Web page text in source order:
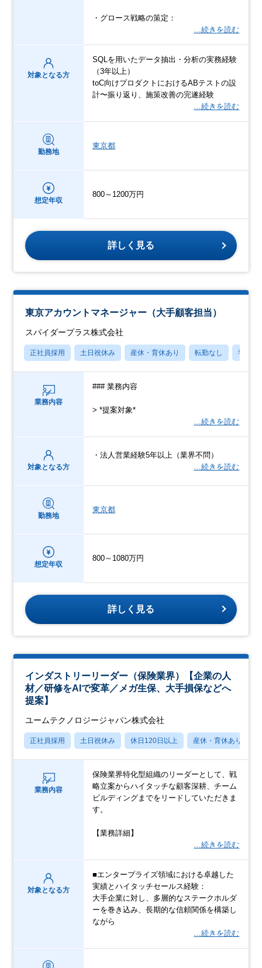
・グロース戦略の策定：
…続きを読む
対象となる方
SQLを用いたデータ抽出・分析の実務経験
（3年以上）
toC向けプロダクトにおけるABテストの設
計〜振り返り、施策改善の完遂経験
…続きを読む
勤務地
東京都
想定年収
800～1200万円
詳しく見る
東京アカウントマネージャー（大手顧客担当）
スパイダープラス株式会社
正社員採用 土日祝休み 産休・育休あり 転勤なし 学歴不
業務内容
### 業務内容
> *提案対象*
…続きを読む
対象となる方
・法人営業経験5年以上（業界不問）
…続きを読む
勤務地
東京都
想定年収
800～1080万円
詳しく見る
インダストリーリーダー（保険業界）【企業の人
材／研修をAIで変革／メガ生保、大手損保などへ
提案】
ユームテクノロジージャパン株式会社
正社員採用 土日祝休み 休日120日以上 産休・育休あり
業務内容
保険業界特化型組織のリーダーとして、戦
略立案からハイタッチな顧客深耕、チーム
ビルディングまでをリードしていただきま
す。
【業務詳細】
…続きを読む
対象となる方
■エンタープライズ領域における卓越した
実績とハイタッチセールス経験：
大手企業に対し、多層的なステークホルダ
ーを巻き込み、長期的な信頼関係を構築し
ながら
…続きを読む